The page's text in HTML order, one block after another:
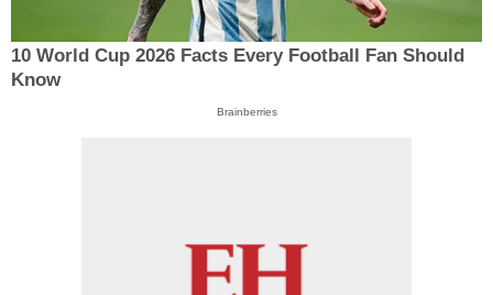
10 World Cup 2026 Facts Every Football Fan Should
Know
Brainberries